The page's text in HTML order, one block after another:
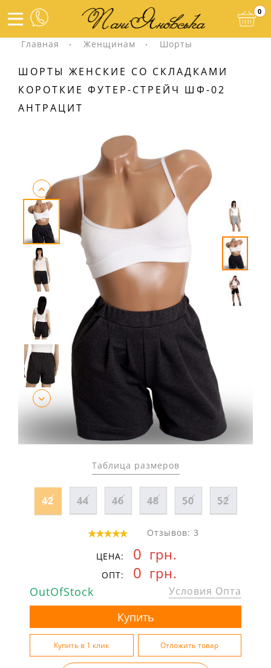
0
Главная Женщинам Шорты
ШОРТЫ ЖЕНСКИЕ СО СКЛАДКАМИ
КОРОТКИЕ ФУТЕР-СТРЕЙЧ ШФ-02
АНТРАЦИТ
Таблица размеров
42 44 46 48 50 52
Отзывов: 3
ЦЕНА: 0 грн.
ОПТ: 0 грн.
OutOfStock Условия Опта